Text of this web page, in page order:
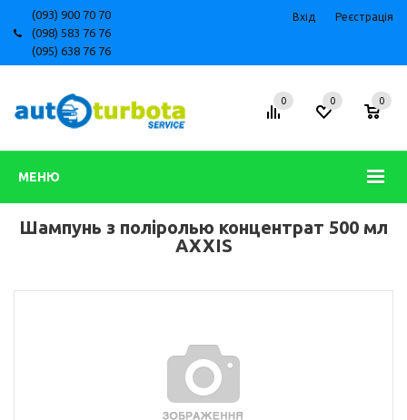
(093) 900 70 70
(098) 583 76 76
(095) 638 76 76
Вхід Реєстрація
МЕНЮ
0 0
0
Шампунь з поліролью концентрат 500 мл
AXXIS